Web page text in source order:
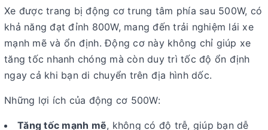
Xe được trang bị động cơ trung tâm phía sau 500W, có
khả năng đạt đỉnh 800W, mang đến trải nghiệm lái xe
mạnh mẽ và ổn định. Động cơ này không chỉ giúp xe
tăng tốc nhanh chóng mà còn duy trì tốc độ ổn định
ngay cả khi bạn di chuyển trên địa hình dốc.
Những lợi ích của động cơ 500W:
Tăng tốc mạnh mẽ, không có độ trễ, giúp bạn dễ